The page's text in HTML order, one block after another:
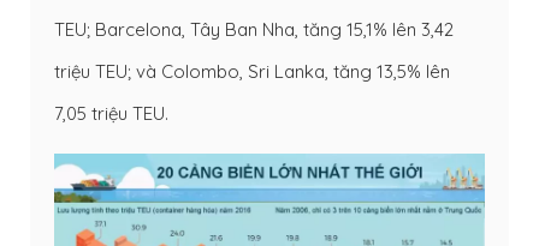
TEU; Barcelona, Tây Ban Nha, tăng 15,1% lên 3,42
triệu TEU; và Colombo, Sri Lanka, tăng 13,5% lên
7,05 triệu TEU.